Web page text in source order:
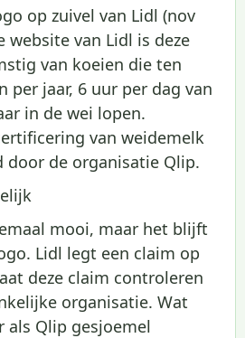
op zuivel van Lidl (nov
website van Lidl is deze
van koeien die ten
per jaar, 6 uur per dag van
in de wei lopen.
van weidemelk
de organisatie Qlip.
mooi, maar het blijft
Lidl legt een claim op
deze claim controleren
organisatie. Wat
als Qlip gesjoemel